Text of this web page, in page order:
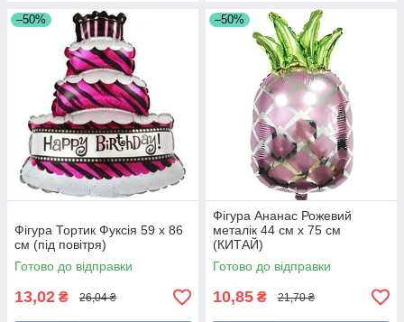
–50%
Фігура Тортик Фуксія 59 х 86
см (під повітря)
Готово до відправки
13,02 ₴ 26,04 ₴
–50%
Фігура Ананас Рожевий
металік 44 см х 75 см
(КИТАЙ)
Готово до відправки
10,85 ₴ 21,70 ₴